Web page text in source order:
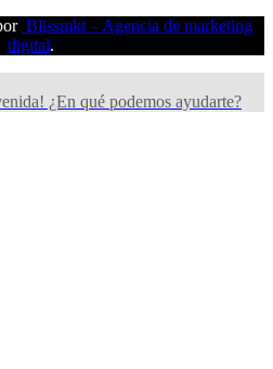
Blissmkt – Agencia de marketing
digital.
¿En qué podemos ayudarte?